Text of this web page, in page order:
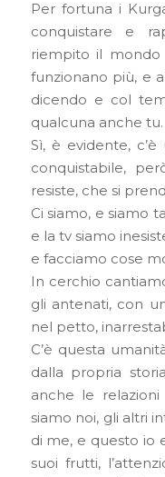
Per fortuna i
conquistare e
riempito il
funzionano più, e
dicendo e col
qualcuna anche tu.
Sì, è evidente,
conquistabile,
resiste, che si
Ci siamo, e siamo
e la tv siamo
e facciamo cose
In cerchio
gli antenati, con
nel petto,
C’è questa
dalla propria
anche le
siamo noi, gli altri
di me, e questo io
suoi frutti,